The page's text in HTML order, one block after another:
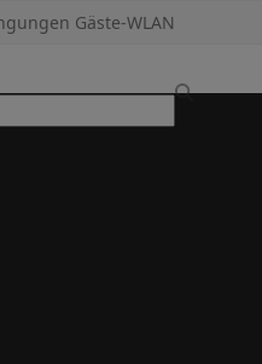
Gäste-WLAN